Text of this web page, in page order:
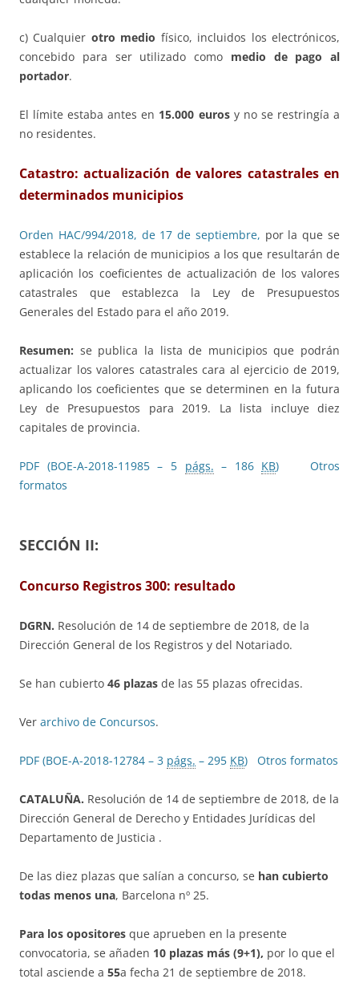
c) Cualquier otro medio físico, incluidos los electrónicos,
concebido para ser utilizado como medio de pago al
portador.
El límite estaba antes en 15.000 eurosy no se restringía a
no residentes.
Catastro: actualización de valores catastrales en
determinados municipios
Orden HAC/994/2018, de 17 de septiembre, por la que se
establece la relación de municipios a los que resultarán de
aplicación los coeficientes de actualización de los valores
catastrales que establezca la Ley de Presupuestos
Generales del Estado para el año 2019.
Resumen: se publica la lista de municipios que podrán
actualizar los valores catastrales cara al ejercicio de 2019,
aplicando los coeficientes que se determinen en la futura
Ley de Presupuestos para 2019. La lista incluye diez
capitales de provincia.
PDF (BOE-A-2018-11985 – 5 págs. – 186 KB)
Otros
formatos
SECCIÓN II:
Concurso Registros 300: resultado
DGRN. Resolución de 14 de septiembre de 2018, de la
Dirección General de los Registros y del Notariado.
Se han cubierto 46 plazas de las 55 plazas ofrecidas.
Ver archivo de Concursos.
PDF (BOE-A-2018-12784 – 3 págs. – 295 KB) Otros formatos
CATALUÑA. Resolución de 14 de septiembre de 2018, de la
Dirección General de Derecho y Entidades Jurídicas del
Departamento de Justicia .
De las diez plazas que salían a concurso, se han cubierto
todas menos una, Barcelona nº 25.
Para los opositores que aprueben en la presente
convocatoria, se añaden 10 plazas más (9+1), por lo que el
total asciende a 55a fecha 21 de septiembre de 2018.